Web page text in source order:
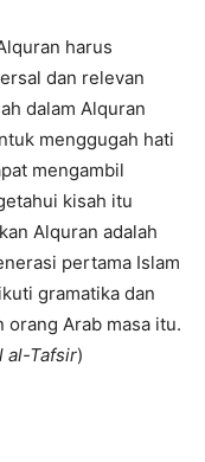
harus
dan relevan
dalam Alquran
menggugah hati
mengambil
kisah itu
Alquran adalah
pertama Islam
gramatika dan
orang Arab masa itu.
al-Tafsir)